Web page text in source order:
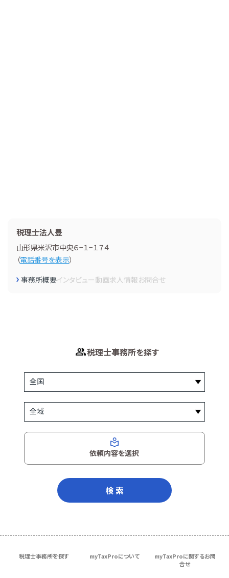
税理士法人豊
山形県米沢市中央６−１−１７４
（電話番号を表示）
事務所概要インタビュー動画求人情報お問合せ
税理士事務所を探す
依頼内容を選択
検 索
税理士事務所を探す myTaxProについて
myTaxProに関するお問
合せ